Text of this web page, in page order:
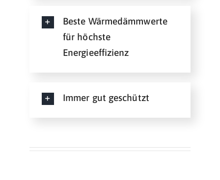
Beste Wärmedämmwerte
für höchste
Energieeffizienz
Immer gut geschützt